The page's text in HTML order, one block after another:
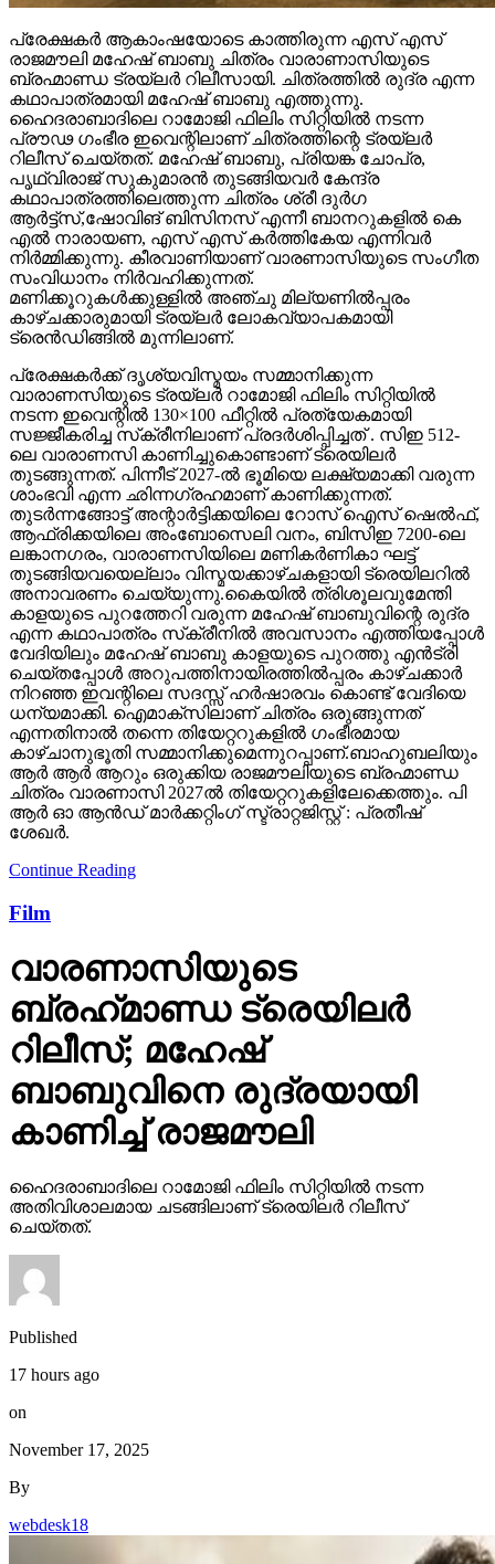
പ്രേക്ഷകർ ആകാംഷയോടെ കാത്തിരുന്ന എസ് എസ്
രാജമൗലി മഹേഷ് ബാബു ചിത്രം വാരാണാസിയുടെ
ബ്രഹ്മാണ്ഡ ട്രയ്ലർ റിലീസായി. ചിത്രത്തിൽ രുദ്ര എന്ന
കഥാപാത്രമായി മഹേഷ് ബാബു എത്തുന്നു.
ഹൈദരാബാദിലെ റാമോജി ഫിലിം സിറ്റിയിൽ നടന്ന
പ്രൗഢ ഗംഭീര ഇവെന്റിലാണ് ചിത്രത്തിന്റെ ട്രയ്ലർ
റിലീസ് ചെയ്തത്. മഹേഷ് ബാബു, പ്രിയങ്ക ചോപ്ര,
പൃഥ്വിരാജ് സുകുമാരൻ തുടങ്ങിയവർ കേന്ദ്ര
കഥാപാത്രത്തിലെത്തുന്ന ചിത്രം ശ്രീ ദുർഗ
ആർട്ട്സ്,ഷോവിങ് ബിസിനസ് എന്നീ ബാനറുകളിൽ കെ
എൽ നാരായണ, എസ് എസ് കർത്തികേയ എന്നിവർ
നിർമ്മിക്കുന്നു. കീരവാണിയാണ് വാരണാസിയുടെ സംഗീത
സംവിധാനം നിർവഹിക്കുന്നത്.
മണിക്കൂറുകൾക്കുള്ളിൽ അഞ്ചു മില്യണിൽപ്പരം
കാഴ്ചക്കാരുമായി ട്രയ്ലർ ലോകവ്യാപകമായി
ട്രെൻഡിങ്ങിൽ മുന്നിലാണ്.
പ്രേക്ഷകർക്ക് ദൃശ്യവിസ്മയം സമ്മാനിക്കുന്ന
വാരാണസിയുടെ ട്രയ്ലർ റാമോജി ഫിലിം സിറ്റിയിൽ
നടന്ന ഇവെന്റിൽ 130×100 ഫീറ്റിൽ പ്രത്യേകമായി
സജ്ജീകരിച്ച സ്‌ക്രീനിലാണ് പ്രദർശിപ്പിച്ചത് . സിഇ 512-
ലെ വാരാണസി കാണിച്ചുകൊണ്ടാണ് ട്രെയിലര്‍
തുടങ്ങുന്നത്. പിന്നീട് 2027-ല്‍ ഭൂമിയെ ലക്ഷ്യമാക്കി വരുന്ന
ശാംഭവി എന്ന ഛിന്നഗ്രഹമാണ് കാണിക്കുന്നത്.
തുടര്‍ന്നങ്ങോട്ട് അന്റാര്‍ട്ടിക്കയിലെ റോസ് ഐസ് ഷെല്‍ഫ്,
ആഫ്രിക്കയിലെ അംബോസെലി വനം, ബിസിഇ 7200-ലെ
ലങ്കാനഗരം, വാരാണസിയിലെ മണികര്‍ണികാ ഘട്ട്
തുടങ്ങിയവയെല്ലാം വിസ്മയക്കാഴ്ചകളായി ട്രെയിലറില്‍
അനാവരണം ചെയ്യുന്നു.കൈയില്‍ ത്രിശൂലവുമേന്തി
കാളയുടെ പുറത്തേറി വരുന്ന മഹേഷ് ബാബുവിന്റെ രുദ്ര
എന്ന കഥാപാത്രം സ്‌ക്രീനിൽ അവസാനം എത്തിയപ്പോൾ
വേദിയിലും മഹേഷ് ബാബു കാളയുടെ പുറത്തു എൻട്രി
ചെയ്തപ്പോൾ അറുപത്തിനായിരത്തിൽപ്പരം കാഴ്ചക്കാർ
നിറഞ്ഞ ഇവന്റിലെ സദസ്സ് ഹർഷാരവം കൊണ്ട് വേദിയെ
ധന്യമാക്കി. ഐമാക്‌സിലാണ് ചിത്രം ഒരുങ്ങുന്നത്
എന്നതിനാല്‍ തന്നെ തിയേറ്ററുകളില്‍ ഗംഭീരമായ
കാഴ്ചാനുഭൂതി സമ്മാനിക്കുമെന്നുറപ്പാണ്.ബാഹുബലിയും
ആർ ആർ ആറും ഒരുക്കിയ രാജമൗലിയുടെ ബ്രഹ്മാണ്ഡ
ചിത്രം വാരണാസി 2027ൽ തിയേറ്ററുകളിലേക്കെത്തും. പി
ആർ ഓ ആൻഡ് മാർക്കറ്റിംഗ് സ്ട്രാറ്റജിസ്റ്റ് : പ്രതീഷ്
ശേഖർ.
Continue Reading
Film
വാരണാസിയുടെ
ബ്രഹ്‌മാണ്ഡ ട്രെയിലര്‍
റിലീസ്; മഹേഷ്
ബാബുവിനെ രുദ്രയായി
കാണിച്ച് രാജമൗലി
ഹൈദരാബാദിലെ റാമോജി ഫിലിം സിറ്റിയില്‍ നടന്ന
അതിവിശാലമായ ചടങ്ങിലാണ് ട്രെയിലര്‍ റിലീസ്
ചെയ്തത്.
Published
17 hours ago
on
November 17, 2025
By
webdesk18